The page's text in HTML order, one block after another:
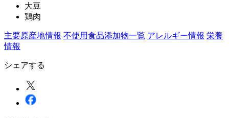
大豆
鶏肉
主要原産地情報 不使用食品添加物一覧 アレルギー情報 栄養
情報
シェアする